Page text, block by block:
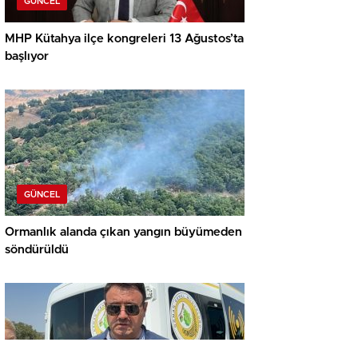
MHP Kütahya ilçe kongreleri 13 Ağustos’ta
başlıyor
GÜNCEL
Ormanlık alanda çıkan yangın büyümeden
söndürüldü